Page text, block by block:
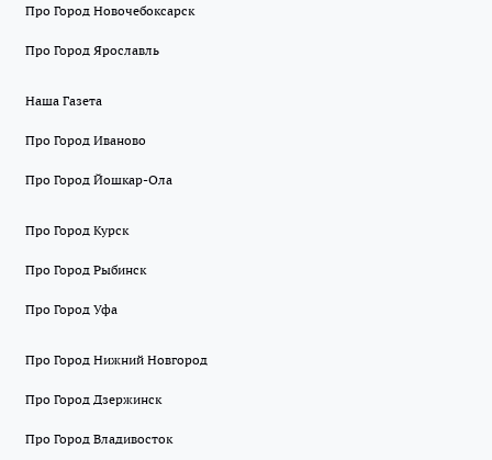
Про Город Новочебоксарск
Про Город Ярославль
Наша Газета
Про Город Иваново
Про Город Йошкар-Ола
Про Город Курск
Про Город Рыбинск
Про Город Уфа
Про Город Нижний Новгород
Про Город Дзержинск
Про Город Владивосток